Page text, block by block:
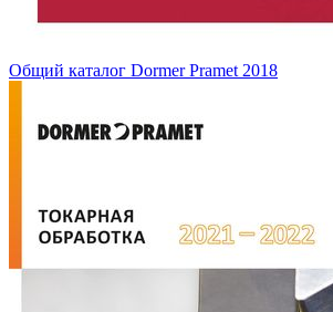
Общий каталог Dormer Pramet 2018